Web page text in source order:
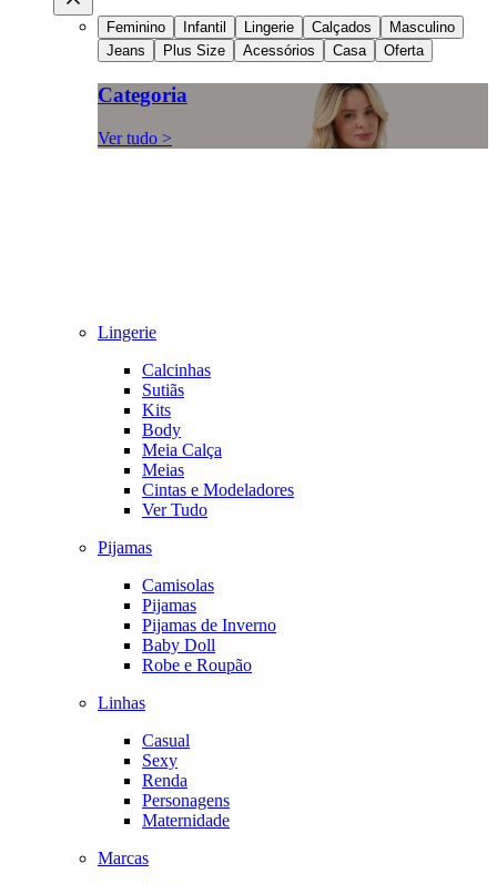
Feminino Infantil Lingerie Calçados
Masculino
Jeans
Plus Size Acessórios Casa Oferta
Categoria
Ver tudo >
Lingerie
Calcinhas
Sutiãs
Kits
Body
Meia Calça
Meias
Cintas e Modeladores
Ver Tudo
Pijamas
Camisolas
Pijamas
Pijamas de Inverno
Baby Doll
Robe e Roupão
Linhas
Casual
Sexy
Renda
Personagens
Maternidade
Marcas